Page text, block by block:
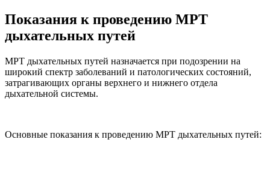
Показания к проведению МРТ
дыхательных путей
МРТ дыхательных путей назначается при подозрении на
широкий спектр заболеваний и патологических состояний,
затрагивающих органы верхнего и нижнего отдела
дыхательной системы.
Основные показания к проведению МРТ дыхательных путей: